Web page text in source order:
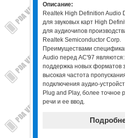
Описание:
Realtek High Definition Audio
для звуковых карт High
для аудиочипов
Realtek Semiconductor Corp.
Преимуществами
Audio перед AC'97
поддержка новых форматов
высокая частота
подключения аудио-
Plug and Play, более точное
речи и ее ввод.